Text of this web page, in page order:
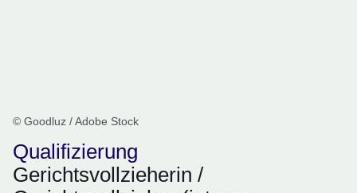
© Goodluz / Adobe Stock
Qualifizierung
Gerichtsvollzieherin /